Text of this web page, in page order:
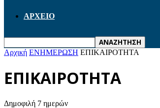
ΑΡΧΕΙΟ
Αρχική ΕΝΗΜΕΡΩΣΗ ΕΠΙΚΑΙΡΟΤΗΤΑ
ΕΠΙΚΑΙΡΟΤΗΤΑ
Δημοφιλή 7 ημερών